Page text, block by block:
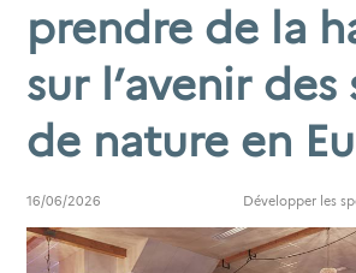
prendre de la
sur l’avenir
de nature en
16/06/2026 Développer les